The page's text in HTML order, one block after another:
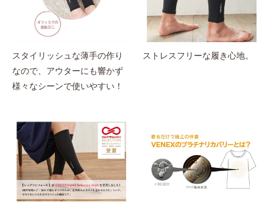
スタイリッシュな薄手の作り
なので、アウターにも響かず
様々なシーンで使いやすい！
ストレスフリーな履き心地。